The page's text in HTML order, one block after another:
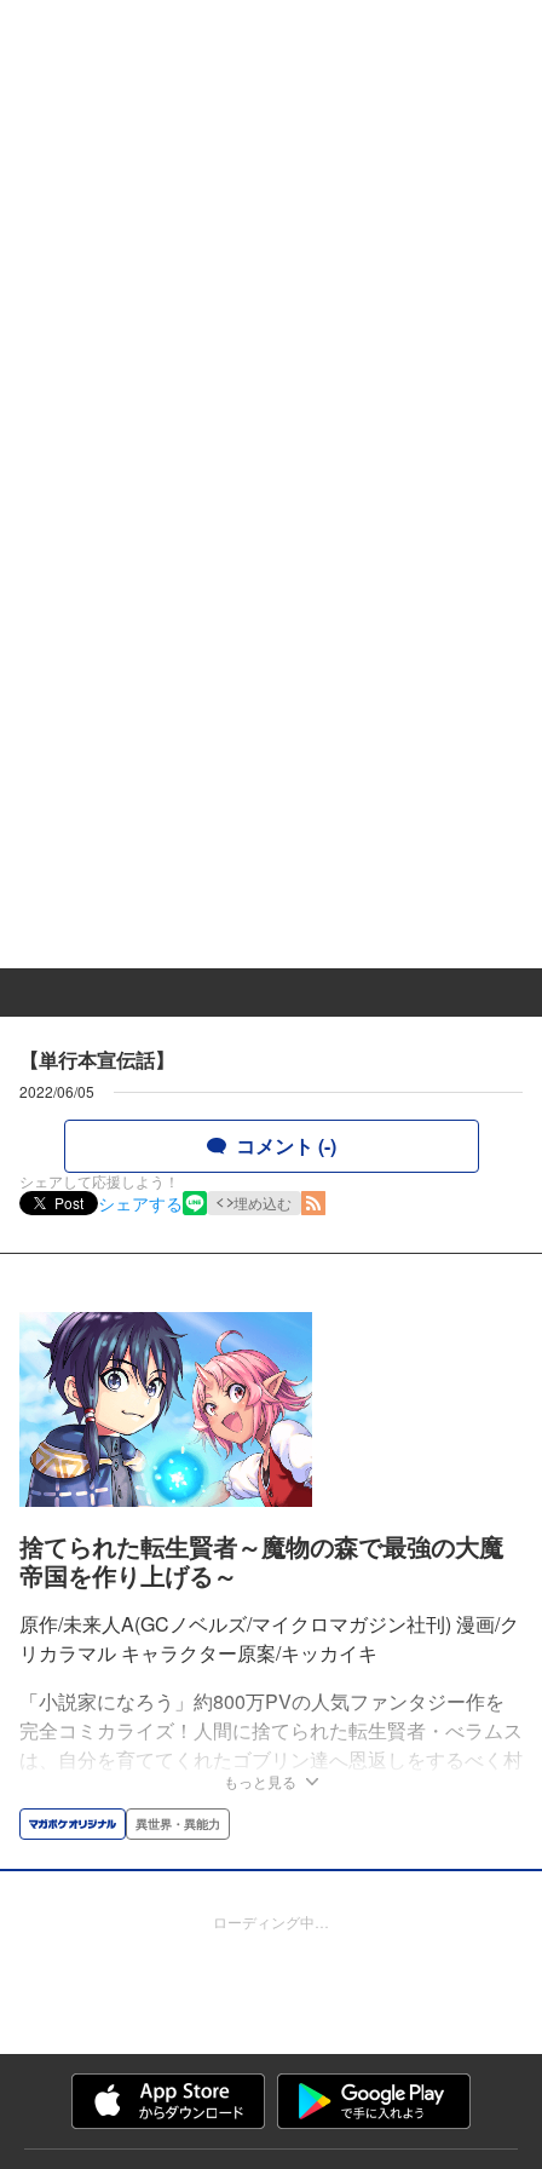
【単行本宣伝話】
2022/06/05
コメント (-)
シェアして応援しよう！
Post
シェアする 埋め込む
捨てられた転生賢者～魔物の森で最強の大魔
帝国を作り上げる～
原作/未来人A(GCノベルズ/マイクロマガジン社刊) 漫画/ク
リカラマル キャラクター原案/キッカイキ
「小説家になろう」約800万PVの人気ファンタジー作を
完全コミカライズ！人間に捨てられた転生賢者・べラムス
は、自分を育ててくれたゴブリン達へ恩返しをするべく村
の発展のため尽力する。進化の方法や魔法の使い方を彼ら
に教え、村を魔法で改築してゆき…。この物語は魔物の森
に捨てられた赤子が、後に”大魔帝国”と呼ばれる国家を築
き上げるまでの物語である！ ※「小説家になろう」は株
もっと見る
異世界・異能力
ローディング中…